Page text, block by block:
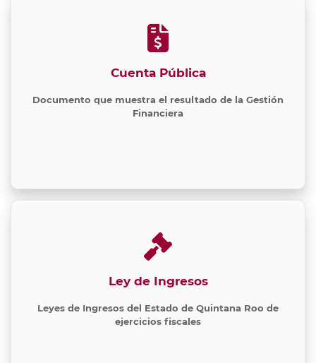
Cuenta Pública
Documento que muestra el resultado de la Gestión
Financiera
Ley de Ingresos
Leyes de Ingresos del Estado de Quintana Roo de
ejercicios fiscales